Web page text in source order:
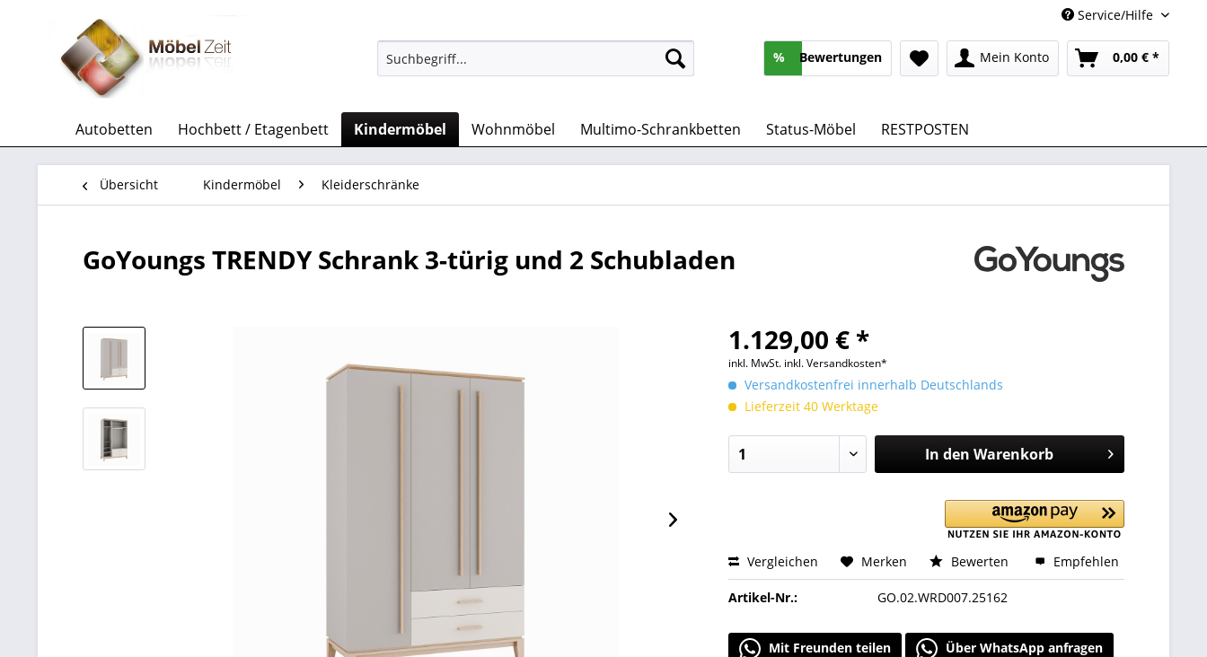
Service/Hilfe
% Bewertungen Mein Konto 0,00 € *
Autobetten Hochbett / Etagenbett Kindermöbel Wohnmöbel Multimo-Schrankbetten Status-Möbel RESTPOSTEN
Übersicht Kindermöbel Kleiderschränke
GoYoungs TRENDY Schrank 3-türig und 2 Schubladen
1.129,00 € *
inkl. MwSt. inkl. Versandkosten*
Versandkostenfrei innerhalb Deutschlands
Lieferzeit 40 Werktage
In den Warenkorb
Vergleichen Merken Bewerten Empfehlen
Artikel-Nr.: GO.02.WRD007.25162
Mit Freunden teilen Über WhatsApp anfragen